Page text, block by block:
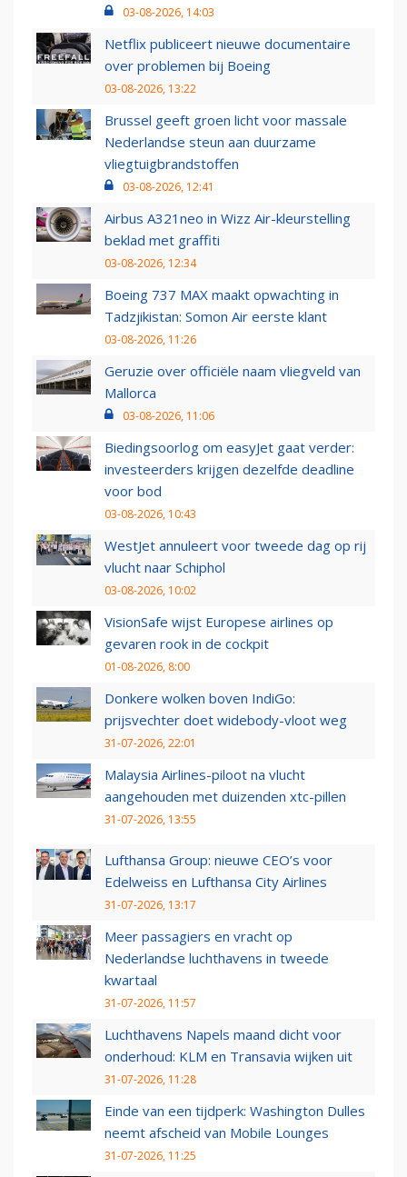
03-08-2026, 14:03
Netflix publiceert nieuwe documentaire
over problemen bij Boeing
03-08-2026, 13:22
Brussel geeft groen licht voor massale
Nederlandse steun aan duurzame
vliegtuigbrandstoffen
03-08-2026, 12:41
Airbus A321neo in Wizz Air-kleurstelling
beklad met graffiti
03-08-2026, 12:34
Boeing 737 MAX maakt opwachting in
Tadzjikistan: Somon Air eerste klant
03-08-2026, 11:26
Geruzie over officiële naam vliegveld van
Mallorca
03-08-2026, 11:06
Biedingsoorlog om easyJet gaat verder:
investeerders krijgen dezelfde deadline
voor bod
03-08-2026, 10:43
WestJet annuleert voor tweede dag op rij
vlucht naar Schiphol
03-08-2026, 10:02
VisionSafe wijst Europese airlines op
gevaren rook in de cockpit
01-08-2026, 8:00
Donkere wolken boven IndiGo:
prijsvechter doet widebody-vloot weg
31-07-2026, 22:01
Malaysia Airlines-piloot na vlucht
aangehouden met duizenden xtc-pillen
31-07-2026, 13:55
Lufthansa Group: nieuwe CEO’s voor
Edelweiss en Lufthansa City Airlines
31-07-2026, 13:17
Meer passagiers en vracht op
Nederlandse luchthavens in tweede
kwartaal
31-07-2026, 11:57
Luchthavens Napels maand dicht voor
onderhoud: KLM en Transavia wijken uit
31-07-2026, 11:28
Einde van een tijdperk: Washington Dulles
neemt afscheid van Mobile Lounges
31-07-2026, 11:25